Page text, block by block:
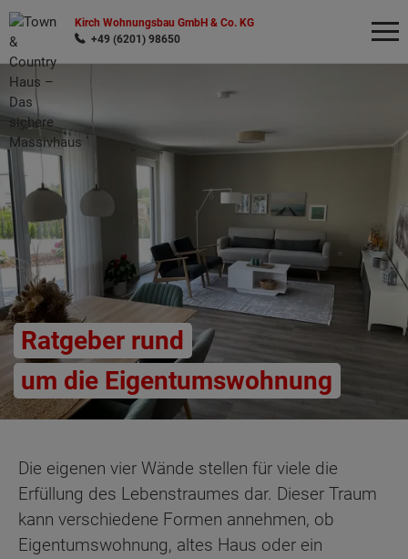
Kirch Wohnungsbau GmbH & Co. KG
+49 (6201) 98650
Ratgeber rund
um die Eigentumswohnung
Die eigenen vier Wände stellen für viele die
Erfüllung des Lebenstraumes dar. Dieser Traum
kann verschiedene Formen annehmen, ob
Eigentumswohnung, altes Haus oder ein
Wonach möchten Sie suchen?